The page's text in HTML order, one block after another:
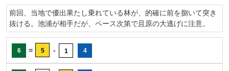
前回、当地で優出果たし乗れている林が、的確に前を捌いて突き
抜ける。池浦が相手だが、ペース次第で且原の大逃げに注意。
6 = 5 - 1 4